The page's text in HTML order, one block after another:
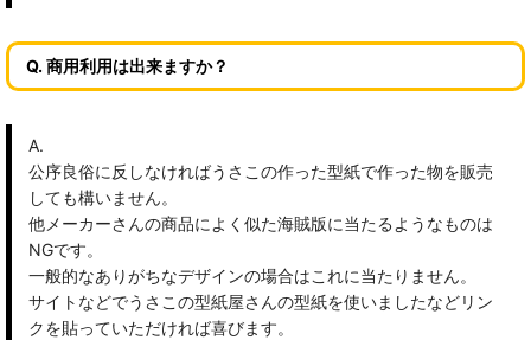
Q. 商用利用は出来ますか？
A.
公序良俗に反しなければうさこの作った型紙で作った物を販売
しても構いません。
他メーカーさんの商品によく似た海賊版に当たるようなものは
NGです。
一般的なありがちなデザインの場合はこれに当たりません。
サイトなどでうさこの型紙屋さんの型紙を使いましたなどリン
クを貼っていただければ喜びます。